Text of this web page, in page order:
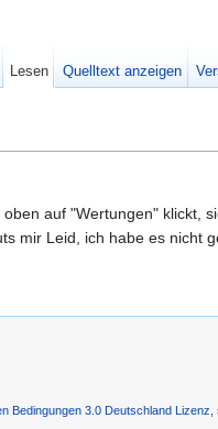
auf "Wertungen" klickt,
mir Leid, ich habe es nicht
Lesen Quelltext anzeigen
Bedingungen 3.0 Deutschland Lizenz,